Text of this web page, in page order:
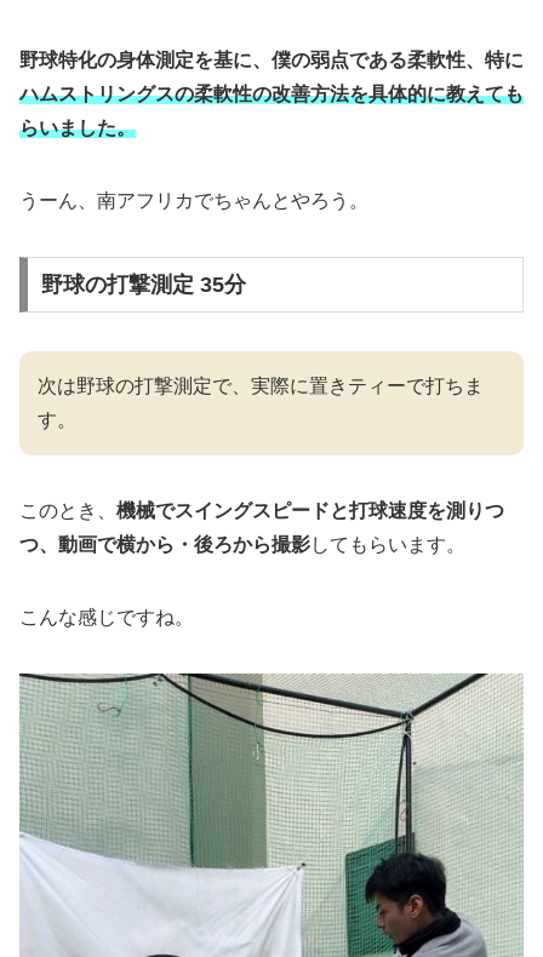
野球特化の身体測定を基に、僕の弱点である柔軟性、特に
ハムストリングスの柔軟性の改善方法を具体的に教えても
らいました。
うーん、南アフリカでちゃんとやろう。
野球の打撃測定 35分
次は野球の打撃測定で、実際に置きティーで打ちま
す。
このとき、 機械でスイングスピードと打球速度を測りつ
つ、動画で横から・後ろから撮影してもらいます。
こんな感じですね。